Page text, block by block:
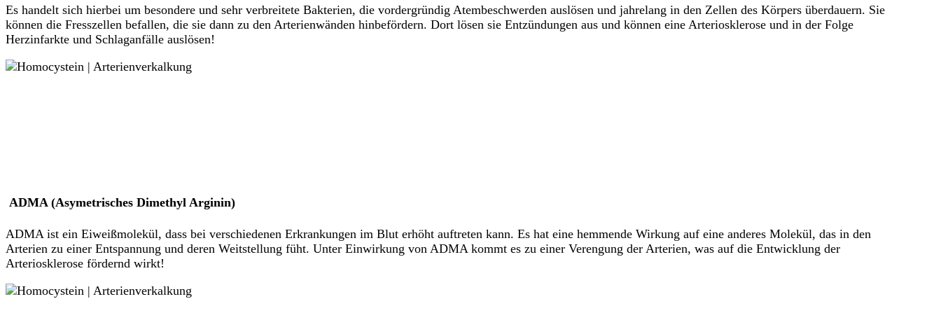
Es handelt sich hierbei um besondere und sehr verbreitete Bakterien, die vordergründig Atembeschwerden auslösen und jahrelang in den Zellen des Körpers überdauern. Sie
können die Fresszellen befallen, die sie dann zu den Arterienwänden hinbefördern. Dort lösen sie Entzündungen aus und können eine Arteriosklerose und in der Folge
Herzinfarkte und Schlaganfälle auslösen!
ADMA (Asymetrisches Dimethyl Arginin)
ADMA ist ein Eiweißmolekül, dass bei verschiedenen Erkrankungen im Blut erhöht auftreten kann. Es hat eine hemmende Wirkung auf eine anderes Molekül, das in den
Arterien zu einer Entspannung und deren Weitstellung füht. Unter Einwirkung von ADMA kommt es zu einer Verengung der Arterien, was auf die Entwicklung der
Arteriosklerose fördernd wirkt!